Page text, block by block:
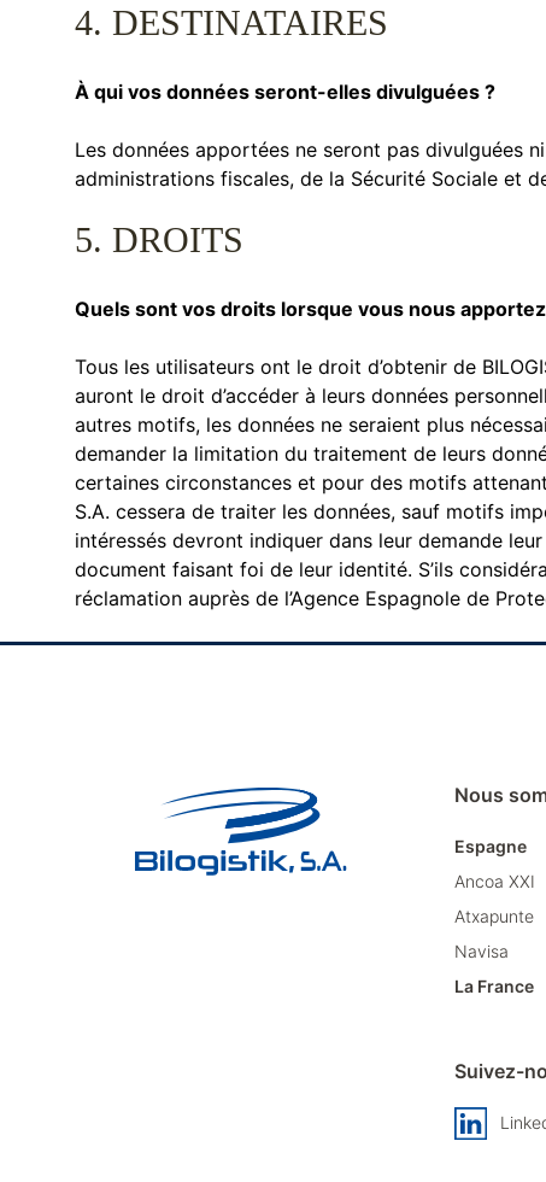
4. DESTINATAIRES
À qui vos données seront-elles divulguées ?
Les données apportées ne seront pas divulguées
administrations fiscales, de la Sécurité Sociale et
5. DROITS
Quels sont vos droits lorsque vous nous
Tous les utilisateurs ont le droit d’obtenir de
auront le droit d’accéder à leurs données
autres motifs, les données ne seraient plus
demander la limitation du traitement de leurs
certaines circonstances et pour des motifs
S.A. cessera de traiter les données, sauf motifs
intéressés devront indiquer dans leur demande
document faisant foi de leur identité. S’ils
réclamation auprès de l’Agence Espagnole de
Nous
Espagne
Ancoa XXI
Atxapunte
Navisa
La France
Suivez-